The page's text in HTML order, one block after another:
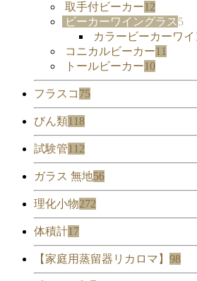
取手付ビーカー12
ビーカーワイングラス 5
カラービーカーワイ
コニカルビーカー11
トールビーカー10
フラスコ 75
びん類118
試験管112
ガラス 無地56
理化小物272
体積計17
【家庭用蒸留器リカロマ】 98